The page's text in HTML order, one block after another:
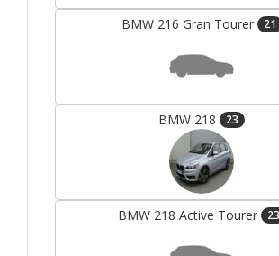
BMW 216 Gran Tourer 21
BMW 218 23
BMW 218 Active Tourer 23